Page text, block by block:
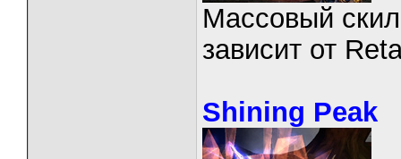
Массовый
зависит от
Shining Peak